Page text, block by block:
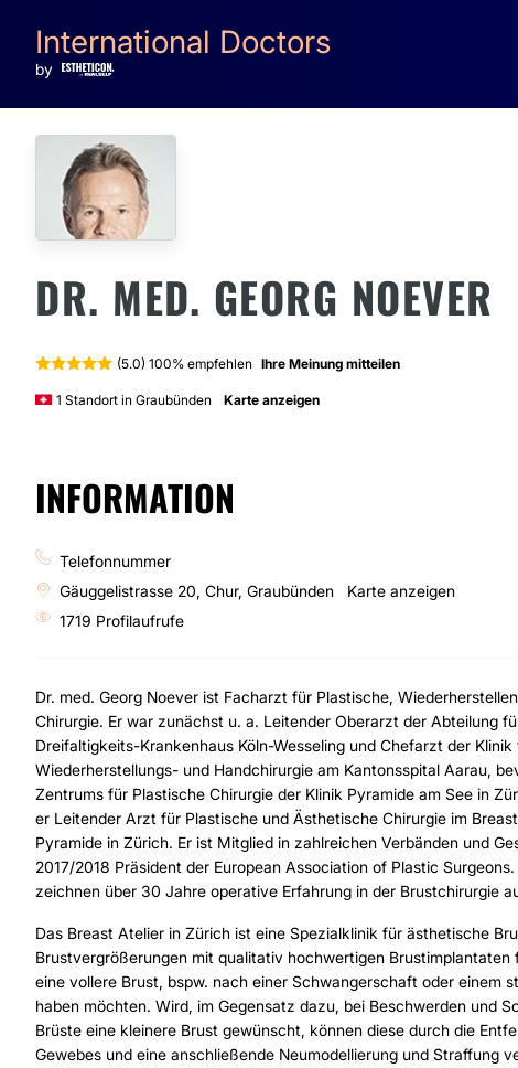
International Doctors
by
DR. MED. GEORG NOEVER
(5.0) 100% empfehlen Ihre Meinung mitteilen
1 Standort in Graubünden Karte anzeigen
INFORMATION
Telefonnummer
Gäuggelistrasse 20, Chur, Graubünden
Karte anzeigen
1719 Profilaufrufe
Dr. med. Georg Noever ist Facharzt für Plastische,
Chirurgie. Er war zunächst u. a. Leitender Oberarzt der Abteilung
Dreifaltigkeits-Krankenhaus Köln-Wesseling und Chefarzt der Klinik
Wiederherstellungs- und Handchirurgie am Kantonsspital Aarau,
Zentrums für Plastische Chirurgie der Klinik Pyramide am See in
er Leitender Arzt für Plastische und Ästhetische Chirurgie im
Pyramide in Zürich. Er ist Mitglied in zahlreichen Verbänden und
2017/2018 Präsident der European Association of Plastic
zeichnen über 30 Jahre operative Erfahrung in der Brustchirurgie
Das Breast Atelier in Zürich ist eine Spezialklinik für ästhetische
Brustvergrößerungen mit qualitativ hochwertigen Brustimplantaten
eine vollere Brust, bspw. nach einer Schwangerschaft oder einem
haben möchten. Wird, im Gegensatz dazu, bei Beschwerden und
Brüste eine kleinere Brust gewünscht, können diese durch die
Gewebes und eine anschließende Neumodellierung und Straffung